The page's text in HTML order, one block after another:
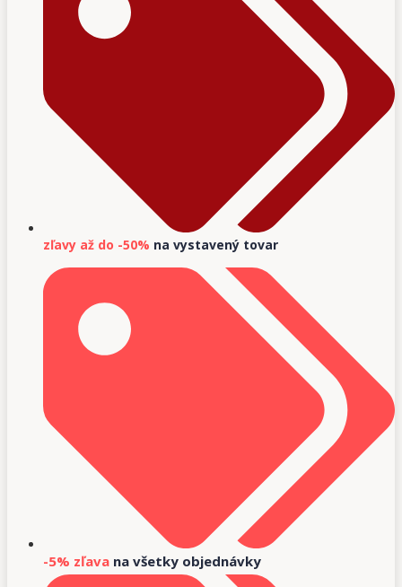
zľavy až do -50% na vystavený tovar
-5% zľava na všetky objednávky